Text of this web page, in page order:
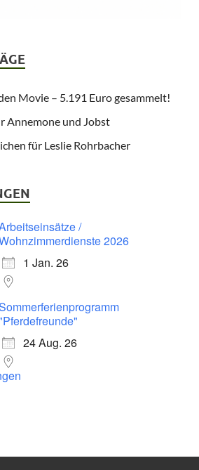
Movie – 5.191 Euro gesammelt!
Annemone und Jobst
für Leslie Rohrbacher
/
2026
1 Jan. 26
24 Aug. 26